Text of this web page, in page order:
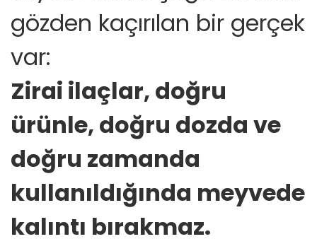
gözden kaçırılan bir gerçek
var:
Zirai ilaçlar, doğru
ürünle, doğru dozda ve
doğru zamanda
kullanıldığında meyvede
kalıntı bırakmaz.